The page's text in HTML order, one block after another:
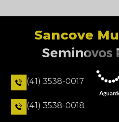
Sancove
Seminovos
(41) 3538-0017
(41) 3538-0018